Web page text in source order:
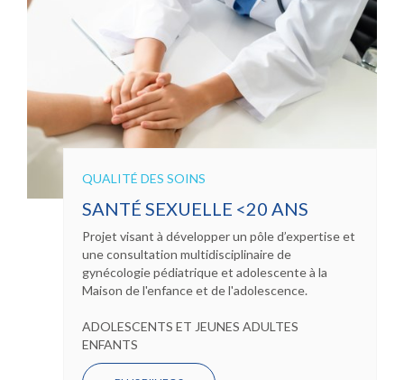
QUALITÉ DES SOINS
SANTÉ SEXUELLE <20 ANS
Projet visant à développer un pôle d’expertise et
une consultation multidisciplinaire de
gynécologie pédiatrique et adolescente à la
Maison de l'enfance et de l'adolescence.
ADOLESCENTS ET JEUNES ADULTES
ENFANTS